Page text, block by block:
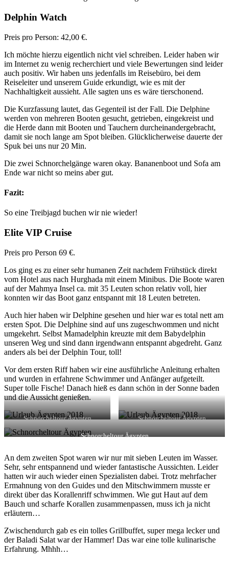
Delphin Watch
Preis pro Person: 42,00 €.
Ich möchte hierzu eigentlich nicht viel schreiben. Leider haben wir
im Internet zu wenig recherchiert und viele Bewertungen sind leider
auch positiv. Wir haben uns jedenfalls im Reisebüro, bei dem
Reiseleiter und unserem Guide erkundigt, wie es mit der
Nachhaltigkeit aussieht. Alle sagten uns es wäre tierschonend.
Die Kurzfassung lautet, das Gegenteil ist der Fall. Die Delphine
werden von mehreren Booten gesucht, getrieben, eingekreist und
die Herde dann mit Booten und Tauchern durcheinandergebracht,
damit sie noch lange am Spot bleiben. Glücklicherweise dauerte der
Spuk bei uns nur 20 Min.
Die zwei Schnorchelgänge waren okay. Bananenboot und Sofa am
Ende war nicht so meins aber gut.
Fazit:
So eine Treibjagd buchen wir nie wieder!
Elite VIP Cruise
Preis pro Person 69 €.
Los ging es zu einer sehr humanen Zeit nachdem Frühstück direkt
vom Hotel aus nach Hurghada mit einem Minibus. Die Boote waren
auf der Mahmya Insel ca. mit 35 Leuten schon relativ voll, hier
konnten wir das Boot ganz entspannt mit 18 Leuten betreten.
Auch hier haben wir Delphine gesehen und hier war es total nett am
ersten Spot. Die Delphine sind auf uns zugeschwommen und nicht
umgekehrt. Selbst Mamadelphin kreuzte mit dem Babydelphin
unseren Weg und sind dann irgendwann entspannt abgedreht. Ganz
anders als bei der Delphin Tour, toll!
Vor dem ersten Riff haben wir eine ausführliche Anleitung erhalten
und wurden in erfahrene Schwimmer und Anfänger aufgeteilt.
Super tolle Fische! Danach hieß es dann schön in der Sonne baden
und die Aussicht genießen.
Schnorcheltour Ägypten Schnorcheltour Ägypten
Schnorcheltour Ägypten
An dem zweiten Spot waren wir nur mit sieben Leuten im Wasser.
Sehr, sehr entspannend und wieder fantastische Aussichten. Leider
hatten wir auch wieder einen Spezialisten dabei. Trotz mehrfacher
Ermahnung von den Guides und den Mitschwimmern musste er
direkt über das Korallenriff schwimmen. Wie gut Haut auf dem
Bauch und scharfe Korallen zusammenpassen, muss ich ja nicht
erläutern…
Zwischendurch gab es ein tolles Grillbuffet, super mega lecker und
der Baladi Salat war der Hammer! Das war eine tolle kulinarische
Erfahrung. Mhhh…